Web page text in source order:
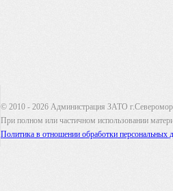
© 2010 - 2026 Администрация ЗАТО
При полном или частичном использовании
Политика в отношении обработки персональных